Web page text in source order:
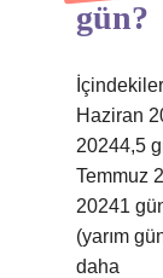
gün?
Haziran
20244,5
Temmuz
20241
(yarım
daha